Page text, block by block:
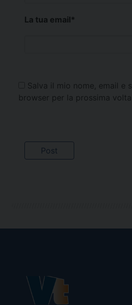
La tua email*
Salva il mio nome, email e
browser per la prossima